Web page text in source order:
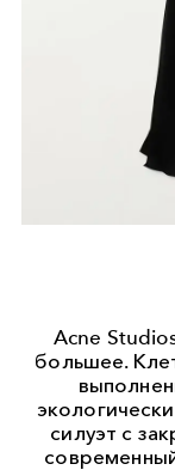
Acne
большее.
силуэт с